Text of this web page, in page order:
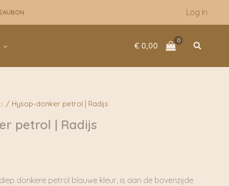
Log In
€ 0,00 Zoeken
/ Hysop-donker petrol | Radijs
petrol | Radijs
donkere petrol blauwe kleur, is aan de bovenzijde